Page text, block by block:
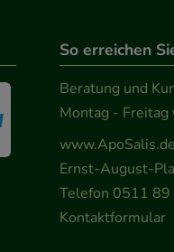
So erreichen
Beratung und
Montag -
www.ApoSalis.de
Ernst-August-
Telefon 0511 89
Kontaktformular